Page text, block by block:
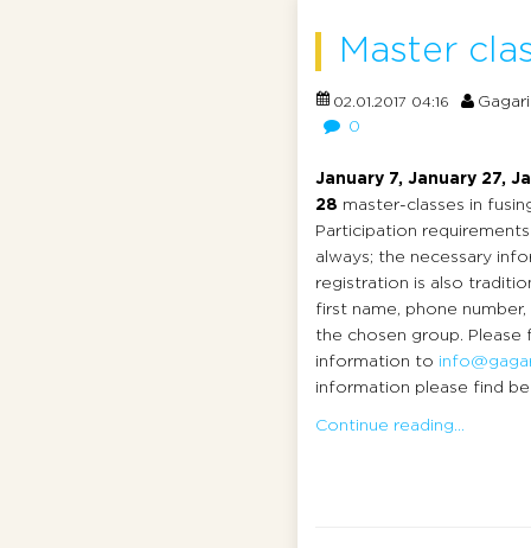
Master
02.01.2017 04:16
0
January 7, January 27,
28 master-classes in
Participation
always; the necessary
registration is also
first name, phone
the chosen group. Please
information to
information please find
Continue reading...